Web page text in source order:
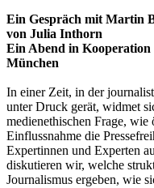
Ein Gespräch mit Martin
von Julia Inthorn
Ein Abend in
München
In einer Zeit, in der
unter Druck gerät, widmet
medienethischen Frage,
Einflussnahme die
Expertinnen und Experten
diskutieren wir, welche
Journalismus ergeben, wie